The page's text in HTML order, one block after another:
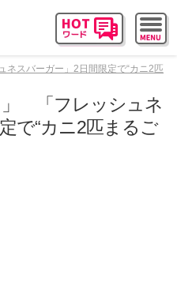
スバーガー」2日間限定で“カニ2匹
」 「フレッシュネ
で“カニ2匹まるご